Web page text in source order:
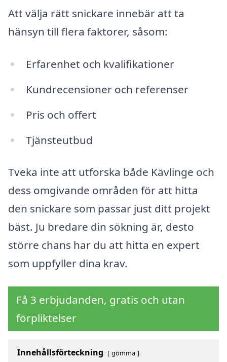
Att välja rätt snickare innebär att ta
hänsyn till flera faktorer, såsom:
Erfarenhet och kvalifikationer
Kundrecensioner och referenser
Pris och offert
Tjänsteutbud
Tveka inte att utforska både Kävlinge och
dess omgivande områden för att hitta
den snickare som passar just ditt projekt
bäst. Ju bredare din sökning är, desto
större chans har du att hitta en expert
som uppfyller dina krav.
Få 3 erbjudanden, gratis och utan
förpliktelser
Innehållsförteckning gömma